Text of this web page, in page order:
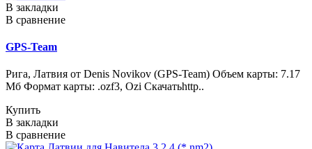
В закладки
В сравнение
GPS-Team
Рига, Латвия от Denis Novikov (GPS-Team) Объем карты: 7.17
Мб Формат карты: .ozf3, Ozi Скачатьhttp..
Купить
В закладки
В сравнение